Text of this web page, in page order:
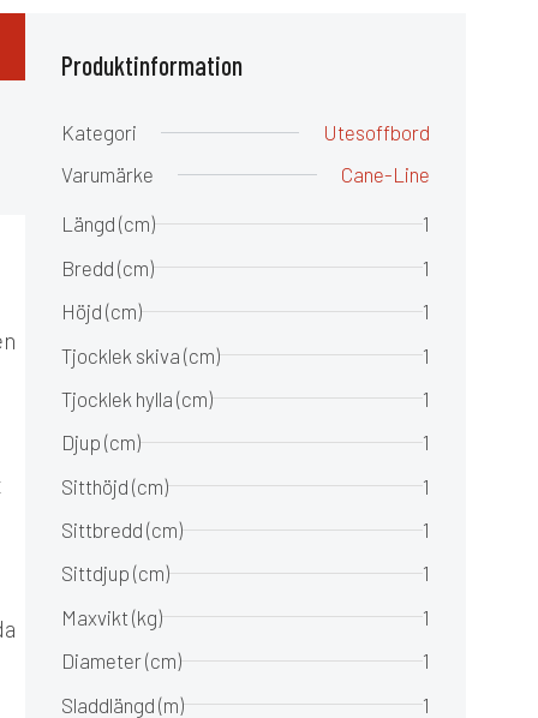
Produktinformation
Kategori
Utesoffbord
Varumärke
Cane-Line
Längd (cm)
1
Bredd (cm)
1
Höjd (cm)
1
Tjocklek skiva (cm)
1
Tjocklek hylla (cm)
1
Djup (cm)
1
Sitthöjd (cm)
1
Sittbredd (cm)
1
Sittdjup (cm)
1
Maxvikt (kg)
1
Diameter (cm)
1
Sladdlängd (m)
1